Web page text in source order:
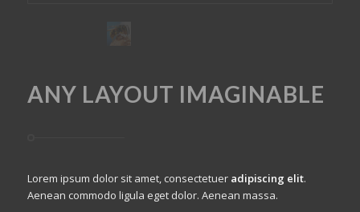
ANY LAYOUT IMAGINABLE
Lorem ipsum dolor sit amet, consectetuer adipiscing elit.
Aenean commodo ligula eget dolor. Aenean massa.